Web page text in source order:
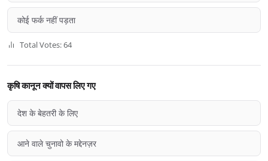
कोई फर्क नहीं पड़ता
Total Votes: 64
कृषि कानून क्यों वापस लिए गए
देश के बेहतरी के लिए
आने वाले चुनावो के मद्देनज़र